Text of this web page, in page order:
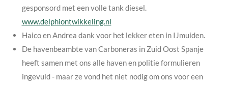
gesponsord met een volle tank diesel.
www.delphiontwikkeling.nl
Haico en Andrea dank voor het lekker eten in IJmuiden.
De havenbeambte van Carboneras in Zuid Oost Spanje
heeft samen met ons alle haven en politie formulieren
ingevuld - maar ze vond het niet nodig om ons voor een